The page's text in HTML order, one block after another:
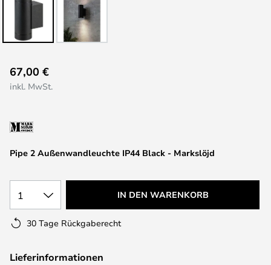
Anfang
der
springen
Pipe 2 Außenwandleuchte IP44 Black - Markslöjd
67,00 €
inkl. MwSt.
1 IN DEN WARENKORB
30 Tage Rückgaberecht
Lieferinformationen